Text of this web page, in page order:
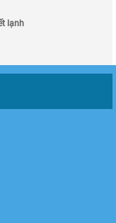
lạnh